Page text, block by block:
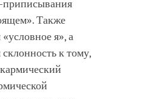
приписывания
Также
я», а
к тому,